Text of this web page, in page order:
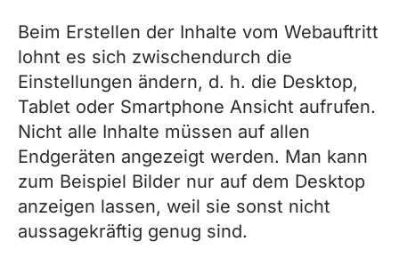
Beim Erstellen der Inhalte vom Webauftritt
lohnt es sich zwischendurch die
Einstellungen ändern, d. h. die Desktop,
Tablet oder Smartphone Ansicht aufrufen.
Nicht alle Inhalte müssen auf allen
Endgeräten angezeigt werden. Man kann
zum Beispiel Bilder nur auf dem Desktop
anzeigen lassen, weil sie sonst nicht
aussagekräftig genug sind.